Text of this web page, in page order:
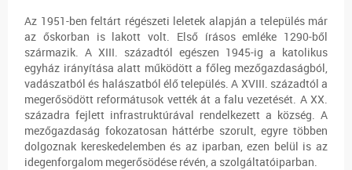
Az 1951-ben feltárt régészeti leletek alapján a település már
az őskorban is lakott volt. Első írásos emléke 1290-ből
származik. A XIII. századtól egészen 1945-ig a katolikus
egyház irányítása alatt működött a főleg mezőgazdaságból,
vadászatból és halászatból élő település. A XVIII. századtól a
megerősödött reformátusok vették át a falu vezetését. A XX.
századra fejlett infrastruktúrával rendelkezett a község. A
mezőgazdaság fokozatosan háttérbe szorult, egyre többen
dolgoznak kereskedelemben és az iparban, ezen belül is az
idegenforgalom megerősödése révén, a szolgáltatóiparban.